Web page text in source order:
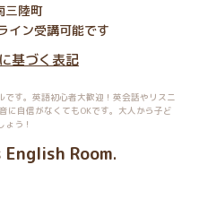
三陸町
イン受講可能です
基づく表記
す。英語初心者大歓迎！英会話やリスニ
に自信がなくてもOKです。大人から子ど
う！
Room.